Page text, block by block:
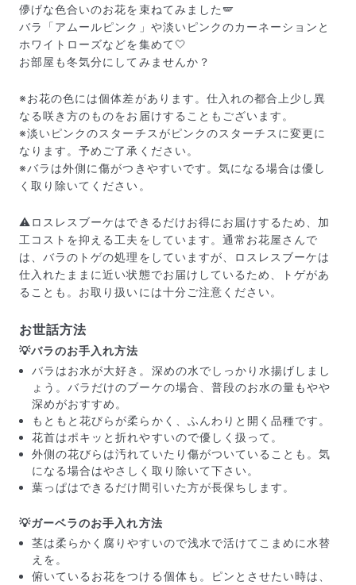
届いたお花に元気がなかったら？
もし届いたお花に「枯れている」「折れている」などの
不備があった場合は、些細なことでもお気軽にサポート
までご連絡ください。ご返金にて補償いたします。
儚げな色合いのお花を束ねてみました🪽
バラ「アムールピンク」や淡いピンクのカーネーションと
ホワイトローズなどを集めて🤍
お部屋も冬気分にしてみませんか？
※お花の色には個体差があります。仕入れの都合上少し異
なる咲き方のものをお届けすることもございます。
※淡いピンクのスターチスがピンクのスターチスに変更に
なります。予めご了承ください。
※バラは外側に傷がつきやすいです。気になる場合は優し
く取り除いてください。
⚠️ロスレスブーケはできるだけお得にお届けするため、加
工コストを抑える工夫をしています。通常お花屋さんで
は、バラのトゲの処理をしていますが、ロスレスブーケは
仕入れたままに近い状態でお届けしているため、トゲがあ
ることも。お取り扱いには十分ご注意ください。
お世話方法
💡バラのお手入れ方法
バラはお水が大好き。深めの水でしっかり水揚げしまし
ょう。バラだけのブーケの場合、普段のお水の量もやや
深めがおすすめ。
もともと花びらが柔らかく、ふんわりと開く品種です。
花首はポキッと折れやすいので優しく扱って。
外側の花びらは汚れていたり傷がついていることも。気
になる場合はやさしく取り除いて下さい。
葉っぱはできるだけ間引いた方が長保ちします。
💡ガーベラのお手入れ方法
茎は柔らかく腐りやすいので浅水で活けてこまめに水替
えを。
俯いているお花をつける個体も。ピンとさせたい時は、